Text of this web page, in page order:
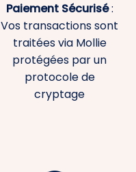
Paiement Sécurisé:
Vos transactions sont
traitées via Mollie
protégées par un
protocole de
cryptage